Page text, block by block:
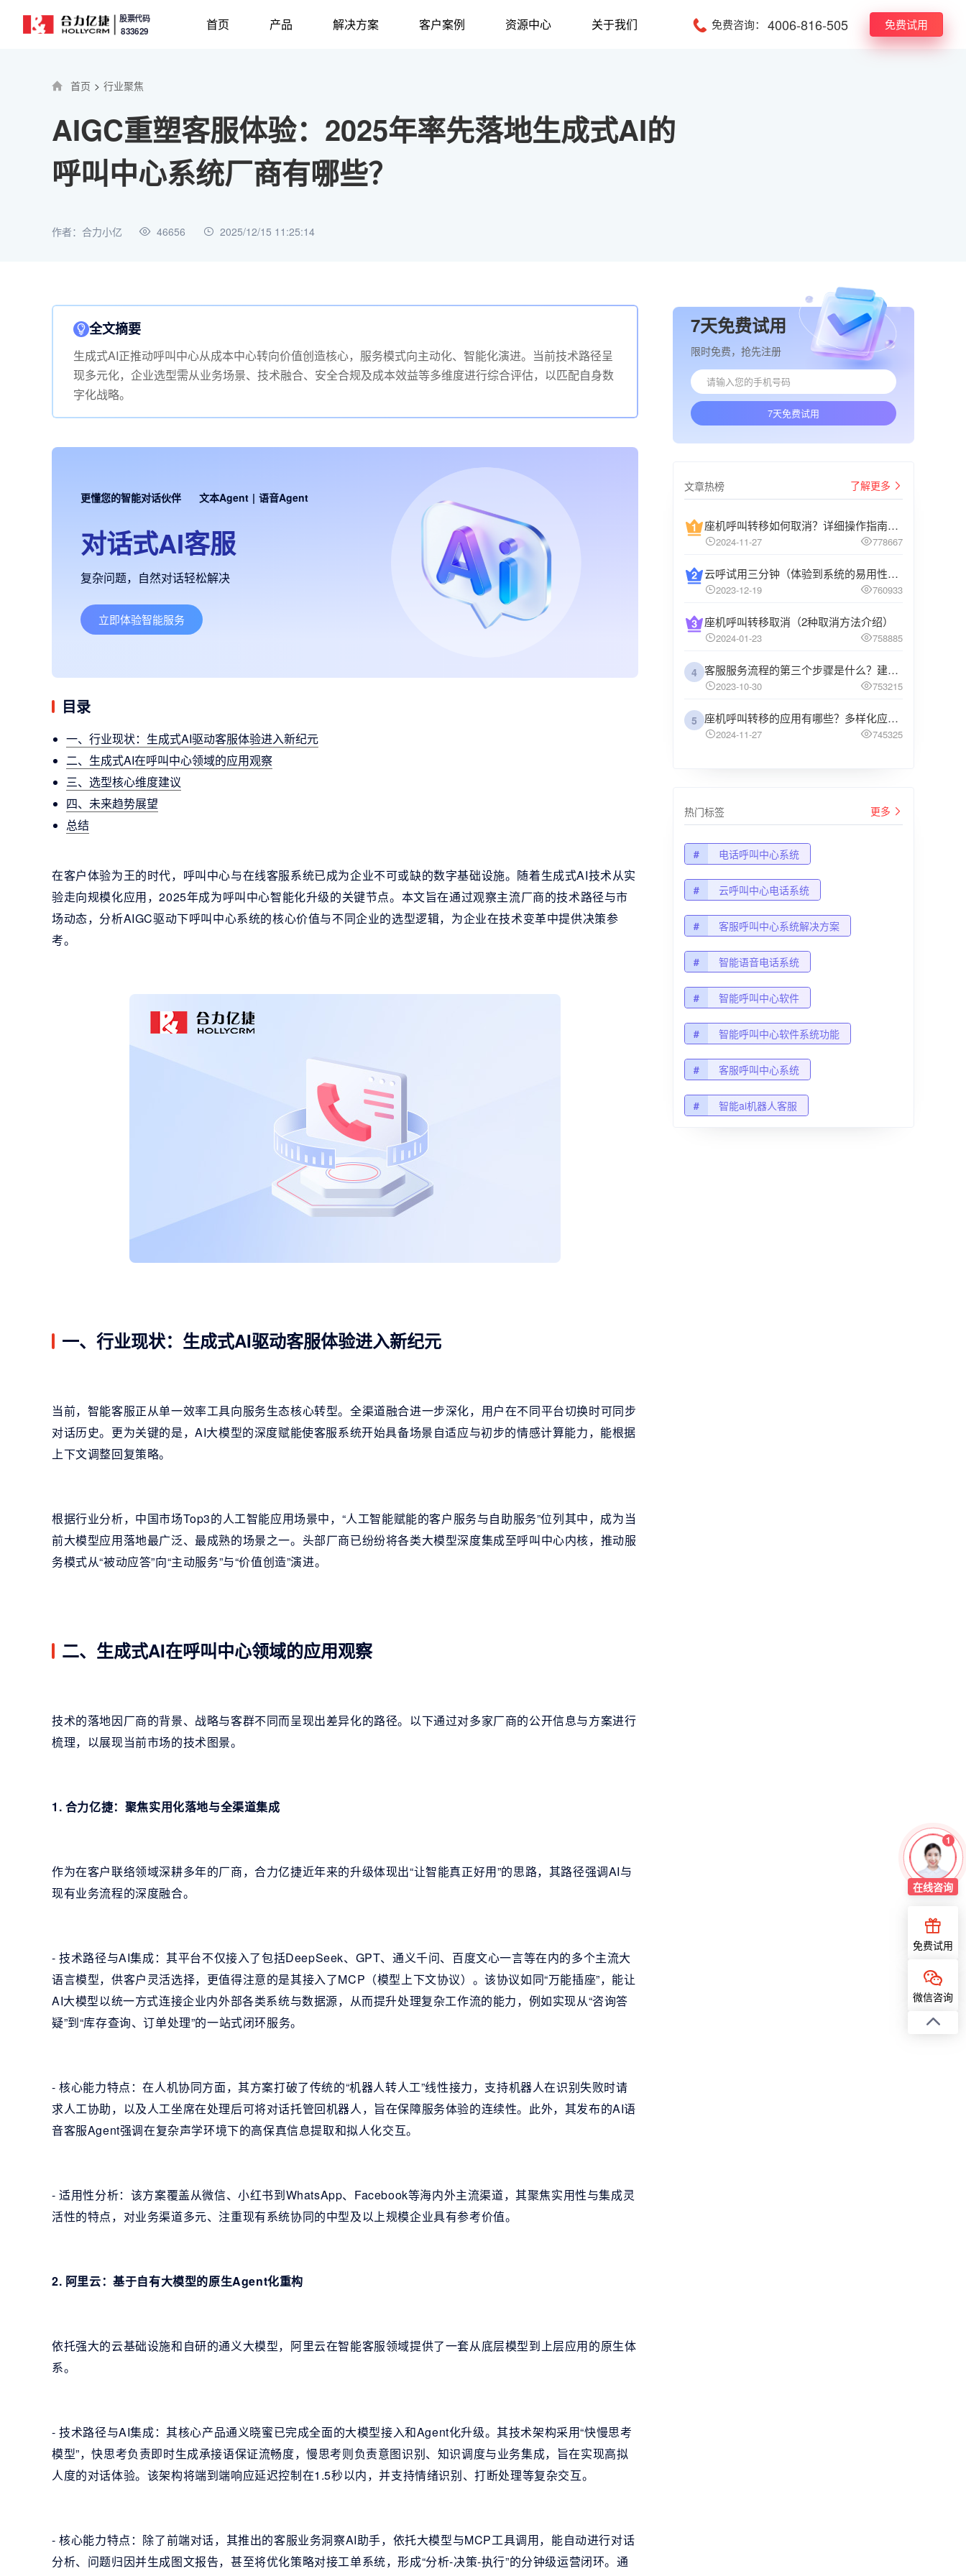
股票代码
833629 首页 产品 解决方案 客户案例 资源中心 关于我们 免费咨询： 4006-816-505 免费试用
首页 > 行业聚焦
AIGC重塑客服体验：2025年率先落地生成式AI的
呼叫中心系统厂商有哪些？
作者：合力小亿 46656 2025/12/15 11:25:14
全文摘要
生成式AI正推动呼叫中心从成本中心转向价值创造核心，服务模式向主动化、智能化演进。当前技术路径呈
现多元化，企业选型需从业务场景、技术融合、安全合规及成本效益等多维度进行综合评估，以匹配自身数
字化战略。
更懂您的智能对话伙伴 文本Agent | 语音Agent
对话式AI客服
复杂问题，自然对话轻松解决
立即体验智能服务
目录
一、行业现状：生成式AI驱动客服体验进入新纪元
二、生成式AI在呼叫中心领域的应用观察
三、选型核心维度建议
四、未来趋势展望
总结
在客户体验为王的时代，呼叫中心与在线客服系统已成为企业不可或缺的数字基础设施。随着生成式AI技术从实
验走向规模化应用，2025年成为呼叫中心智能化升级的关键节点。本文旨在通过观察主流厂商的技术路径与市
场动态，分析AIGC驱动下呼叫中心系统的核心价值与不同企业的选型逻辑，为企业在技术变革中提供决策参
考。
一、行业现状：生成式AI驱动客服体验进入新纪元
当前，智能客服正从单一效率工具向服务生态核心转型。全渠道融合进一步深化，用户在不同平台切换时可同步
对话历史。更为关键的是，AI大模型的深度赋能使客服系统开始具备场景自适应与初步的情感计算能力，能根据
上下文调整回复策略。
根据行业分析，中国市场Top3的人工智能应用场景中，“人工智能赋能的客户服务与自助服务”位列其中，成为当
前大模型应用落地最广泛、最成熟的场景之一。头部厂商已纷纷将各类大模型深度集成至呼叫中心内核，推动服
务模式从“被动应答”向“主动服务”与“价值创造”演进。
二、生成式AI在呼叫中心领域的应用观察
技术的落地因厂商的背景、战略与客群不同而呈现出差异化的路径。以下通过对多家厂商的公开信息与方案进行
梳理，以展现当前市场的技术图景。
1. 合力亿捷：聚焦实用化落地与全渠道集成
作为在客户联络领域深耕多年的厂商，合力亿捷近年来的升级体现出“让智能真正好用”的思路，其路径强调AI与
现有业务流程的深度融合。
- 技术路径与AI集成：其平台不仅接入了包括DeepSeek、GPT、通义千问、百度文心一言等在内的多个主流大
语言模型，供客户灵活选择，更值得注意的是其接入了MCP（模型上下文协议）。该协议如同“万能插座”，能让
AI大模型以统一方式连接企业内外部各类系统与数据源，从而提升处理复杂工作流的能力，例如实现从“咨询答
疑”到“库存查询、订单处理”的一站式闭环服务。
- 核心能力特点：在人机协同方面，其方案打破了传统的“机器人转人工”线性接力，支持机器人在识别失败时请
求人工协助，以及人工坐席在处理后可将对话托管回机器人，旨在保障服务体验的连续性。此外，其发布的AI语
音客服Agent强调在复杂声学环境下的高保真信息提取和拟人化交互。
- 适用性分析：该方案覆盖从微信、小红书到WhatsApp、Facebook等海内外主流渠道，其聚焦实用性与集成灵
活性的特点，对业务渠道多元、注重现有系统协同的中型及以上规模企业具有参考价值。
2. 阿里云：基于自有大模型的原生Agent化重构
依托强大的云基础设施和自研的通义大模型，阿里云在智能客服领域提供了一套从底层模型到上层应用的原生体
系。
- 技术路径与AI集成：其核心产品通义晓蜜已完成全面的大模型接入和Agent化升级。其技术架构采用“快慢思考
模型”，快思考负责即时生成承接语保证流畅度，慢思考则负责意图识别、知识调度与业务集成，旨在实现高拟
人度的对话体验。该架构将端到端响应延迟控制在1.5秒以内，并支持情绪识别、打断处理等复杂交互。
- 核心能力特点：除了前端对话，其推出的客服业务洞察AI助手，依托大模型与MCP工具调用，能自动进行对话
分析、问题归因并生成图文报告，甚至将优化策略对接工单系统，形成“分析-决策-执行”的分钟级运营闭环。通
7天免费试用
限时免费，抢先注册
7天免费试用
文章热榜 了解更多
座机呼叫转移如何取消？详细操作指南介绍
2024-11-27 778667
云呼试用三分钟（体验到系统的易用性和高效性）
2023-12-19 760933
座机呼叫转移取消（2种取消方法介绍）
2024-01-23 758885
4 客服服务流程的第三个步骤是什么？建议企业阅读
2023-10-30 753215
5 座机呼叫转移的应用有哪些？多样化应用场景解析
2024-11-27 745325
热门标签 更多
# 电话呼叫中心系统
# 云呼叫中心电话系统
# 客服呼叫中心系统解决方案
# 智能语音电话系统
# 智能呼叫中心软件
# 智能呼叫中心软件系统功能
# 客服呼叫中心系统
# 智能ai机器人客服
1
在线咨询
免费试用
微信咨询